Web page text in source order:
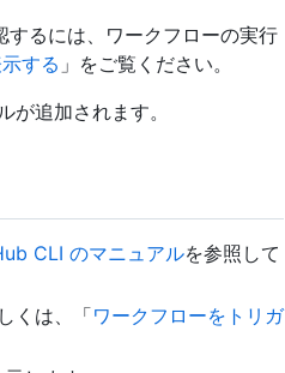
るには、ワークフローの実行
する 」をご覧ください。
追加されます。
CLI のマニュアルを参照して
くは、「ワークフローをトリガ